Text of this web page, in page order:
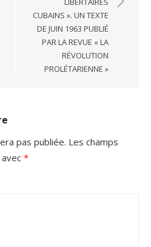
CUBAINS ». UN TEXTE
DE JUIN 1963 PUBLIÉ
PAR LA REVUE « LA
RÉVOLUTION
PROLÉTARIENNE »
pas publiée. Les champs
*